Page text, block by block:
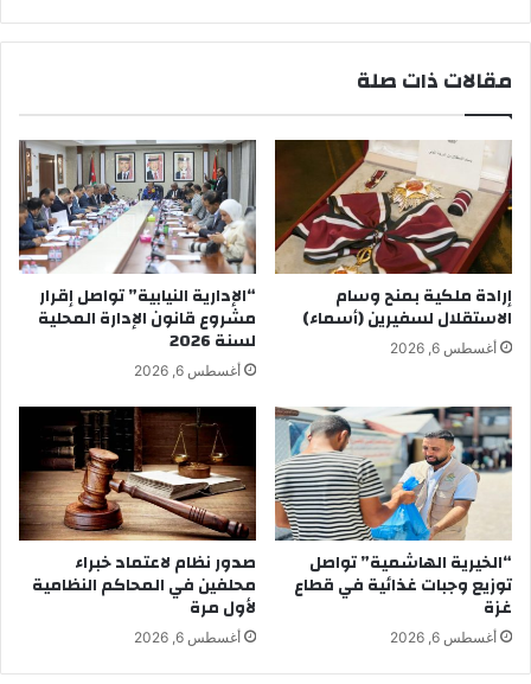
مقالات ذات صلة
إرادة ملكية بمنح وسام
الاستقلال لسفيرين (أسماء)
أغسطس 6, 2026
“الإدارية النيابية” تواصل إقرار
مشروع قانون الإدارة المحلية
لسنة 2026
أغسطس 6, 2026
“الخيرية الهاشمية” تواصل
توزيع وجبات غذائية في قطاع
غزة
أغسطس 6, 2026
صدور نظام لاعتماد خبراء
محلفين في المحاكم النظامية
لأول مرة
أغسطس 6, 2026